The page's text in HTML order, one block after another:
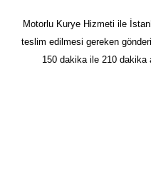
Motorlu Kurye Hizmeti ile
teslim edilmesi gereken
150 dakika ile 210 dakika